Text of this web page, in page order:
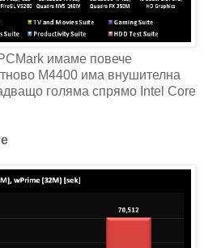
имаме повече
M4400 има внушителна
голяма спрямо Intel Core